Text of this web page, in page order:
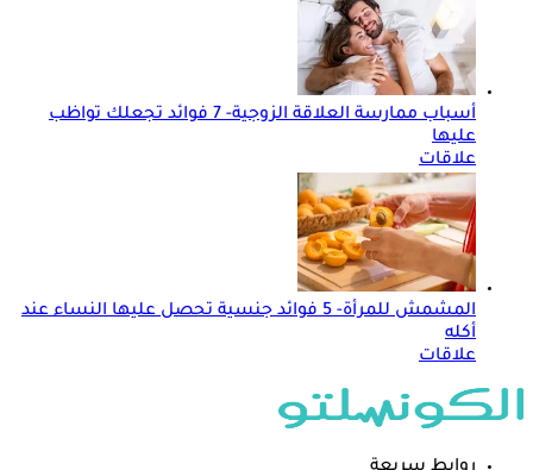
أسباب ممارسة العلاقة الزوجية- 7 فوائد تجعلك تواظب
عليها
علاقات
المشمش للمرأة- 5 فوائد جنسية تحصل عليها النساء عند
أكله
علاقات